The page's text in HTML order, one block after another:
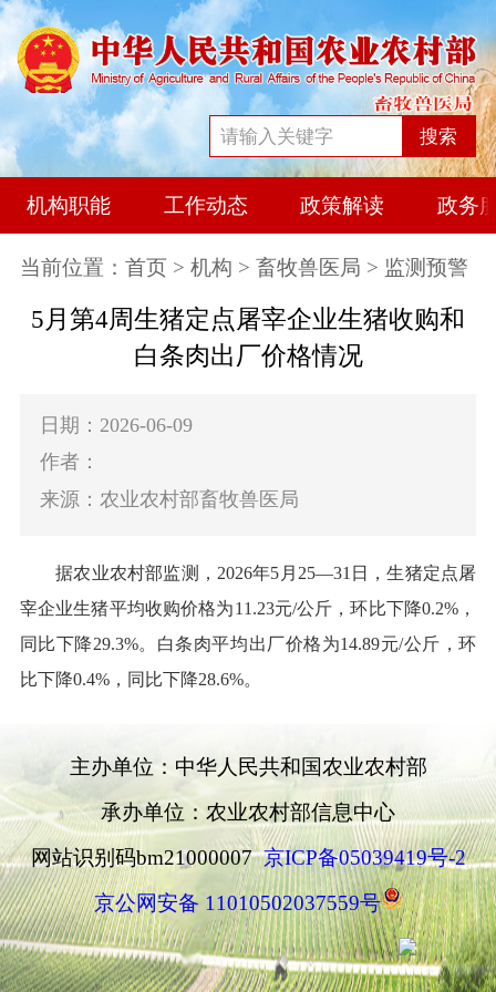
搜索
机构职能 工作动态 政策解读 政务
当前位置： 首页 > 机构 > 畜牧兽医局 > 监测预警
5月第4周生猪定点屠宰企业生猪收购和
白条肉出厂价格情况
日期：2026-06-09
作者：
来源：农业农村部畜牧兽医局
据农业农村部监测， 2026年5 月 25—31 日 ，生猪定点屠
宰企业生猪平均收购价格为11.23元/公斤，环比下降0.2%，
同比下降29.3%。白条肉平均出厂价格为14.89元/公斤，环
比下降0.4%，同比下降28.6%。
主办单位：中华人民共和国农业农村部
承办单位：农业农村部信息中心
网站识别码bm21000007京ICP备05039419号-2
京公网安备 11010502037559号